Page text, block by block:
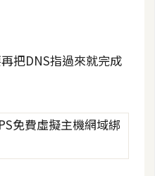
把DNS指過來就完成